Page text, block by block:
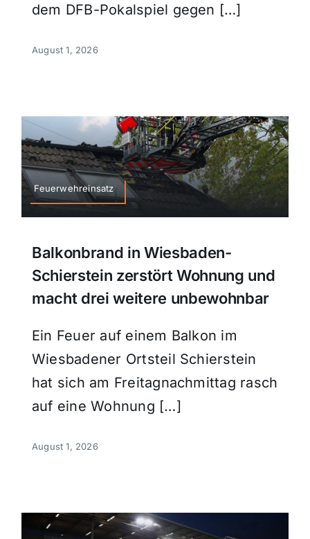
dem DFB-Pokalspiel gegen […]
August 1, 2026
Feuerwehreinsatz
Balkonbrand in Wiesbaden-
Schierstein zerstört Wohnung und
macht drei weitere unbewohnbar
Ein Feuer auf einem Balkon im
Wiesbadener Ortsteil Schierstein
hat sich am Freitagnachmittag rasch
auf eine Wohnung […]
August 1, 2026